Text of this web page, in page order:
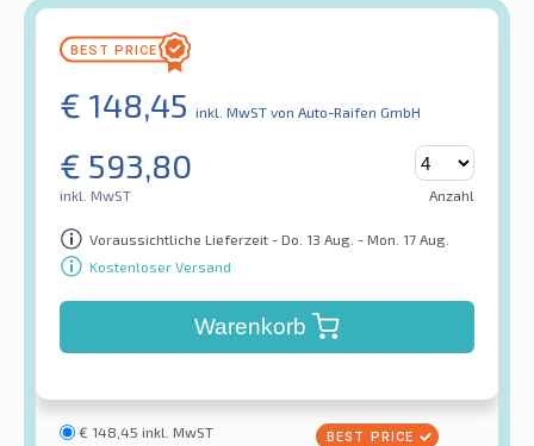
€ 148,45 inkl. MwST von Auto-Raifen GmbH
€ 593,80
inkl. MwST Anzahl
Voraussichtliche Lieferzeit - Do. 13 Aug. - Mon. 17 Aug.
Kostenloser Versand
Warenkorb
€ 148,45 inkl. MwST